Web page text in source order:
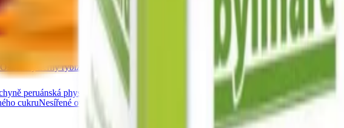
Lyofilizovaný mix ovoce Lyofilizované ovoce v čokoládě Ostatní lyofilizované ovoce
V karobu Jablečné trubičky máčené v čokoládě
Další kategorie
Ostružiny Černý rybíz
Další kategorie
peruánská physalis Ostatní exotické plody
Další kategorie
cukruNesířené ovoce